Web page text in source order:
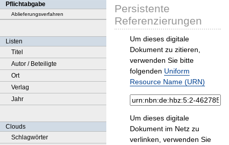
Pflichtabgabe
Ablieferungsverfahren
Listen
Titel
Autor / Beteiligte
Ort
Verlag
Jahr
Clouds
Schlagwörter
Persistente
Referenzierungen
Um dieses digitale
Dokument zu zitieren,
verwenden Sie bitte
folgenden Uniform
Resource Name (URN)
Um dieses digitale
Dokument im Netz zu
verlinken, verwenden Sie